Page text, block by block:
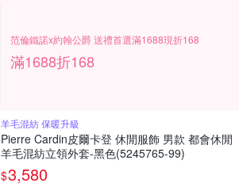
范倫鐵諾x約翰公爵 送禮首選滿1688現折168
滿1688折168
羊毛混紡 保暖升級
Pierre Cardin皮爾卡登 休閒服飾 男款 都會休閒
羊毛混紡立領外套-黑色(5245765-99)
$3,580